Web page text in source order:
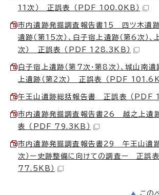
11次） 正誤表 （PDF 100.0KB）
市内遺跡発掘調査報告書15 四ツ木遺跡
遺跡（第15次）、白子宿上遺跡（第6次）、
次） 正誤表 （PDF 128.3KB）
白子宿上遺跡（第7次・第8次）、城山南遺
上遺跡（第2次） 正誤表 （PDF
午王山遺跡総括報告書 正誤表 （PDF
市内遺跡発掘調査報告書26 越之上遺
表 （PDF 79.3KB）
市内遺跡発掘調査報告書29 午王山遺跡
次）ー史跡整備に向けての調査ー 正誤
77.5KB）
この